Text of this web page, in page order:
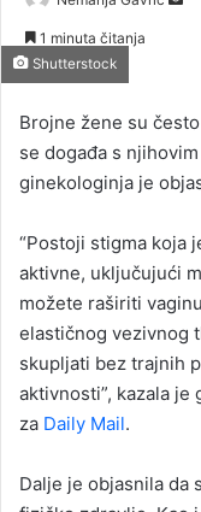
a
e
1 minuta čitanja
Shutterstock
Brojne žene su
se događa s
ginekologinja je
“Postoji stigma koja
aktivne, uključujući
možete raširiti
elastičnog vezivnog
skupljati bez trajnih
aktivnosti”, kazala
za Daily Mail.
Dalje je objasnila da